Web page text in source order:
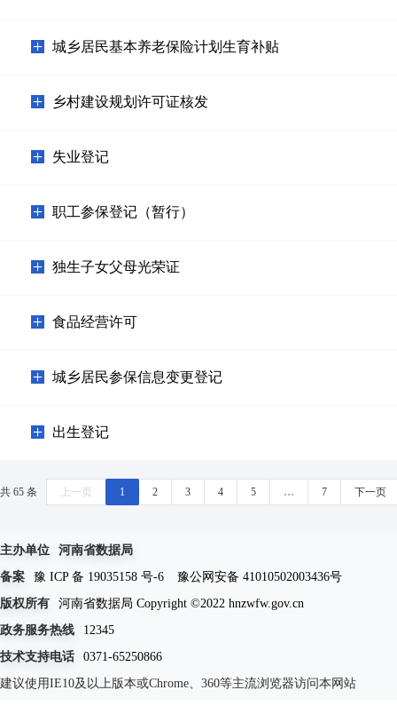
城乡居民基本养老保险计划生育补贴
乡村建设规划许可证核发
失业登记
职工参保登记（暂行）
独生子女父母光荣证
食品经营许可
城乡居民参保信息变更登记
出生登记
共 65 条 上一页 1 2 3 4 5 … 7 下一页
主办单位
河南省数据局
备案
豫 ICP 备 19035158 号-6
豫公网安备 41010502003436号
版权所有
河南省数据局 Copyright ©2022 hnzwfw.gov.cn
政务服务热线
12345
技术支持电话
0371-65250866
建议使用IE10及以上版本或Chrome、360等主流浏览器访问本网站